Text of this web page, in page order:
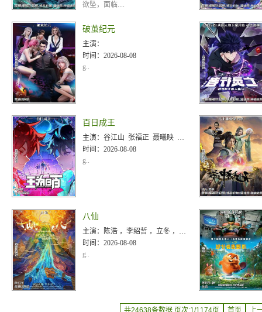
欲坠，面临....
破茧纪元
主演：
时间： 2026-08-08
g..
百日成王
主演： 谷江山 张福正 聂曦映 李楠 姜贺 赵熠彤 若瑾
时间： 2026-08-08
g..
八仙
主演：
陈浩 ，李绍哲 ，立冬 ，果子哥哥 ，董天弋
时间： 2026-08-08
g..
共24638条数据 页次:1/1174页 首页 上